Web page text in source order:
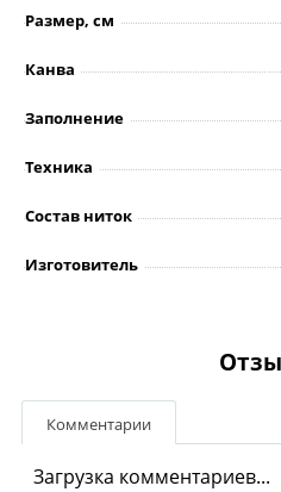
Размер, см
Канва
Заполнение
Техника
Состав ниток
Изготовитель
Комментарии
Загрузка комментариев...